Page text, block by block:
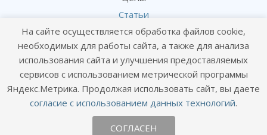
Статьи
Политика конфиденциальности
Согласие посетителя сайта на обработку персональных данных
Согласие на получение рекламных рассылок
Онлайн консультация
Оставайтесь на связи
На сайте осуществляется обработка файлов cookie,
необходимых для работы сайта, а также для анализа
использования сайта и улучшения предоставляемых
сервисов с использованием метрической программы
Яндекс.Метрика. Продолжая использовать сайт, вы даете
согласие с использованием данных технологий.
СОГЛАСЕН